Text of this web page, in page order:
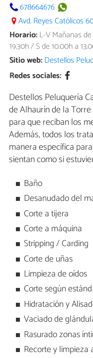
678664676
Avd. Reyes Católicos
Horario:L-V Mañanas
19.30h / S de 10.00h a
Sitio web:Destellos
Redes sociales:
Destellos Peluquería
de Alhaurín de la
para que reciban los
Además, todos los
manera específica
sientan como si
Baño
Desanudado del
Corte a tijera
Corte a máquina
Stripping / Carding
Corte de uñas
Limpieza de oídos
Corte según
Hidratación y
Vaciado de
Rasurado zonas
Recorte y limpieza